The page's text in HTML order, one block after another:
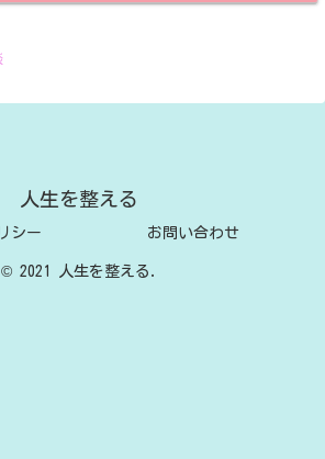
人生を整える
シー お問い合わせ
© 2021 人生を整える.